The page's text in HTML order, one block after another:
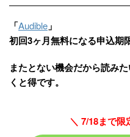
「Audible 」
初回3ヶ月無料になる申込期
またとない機会だから読み
くと得です。
＼ 7/18まで